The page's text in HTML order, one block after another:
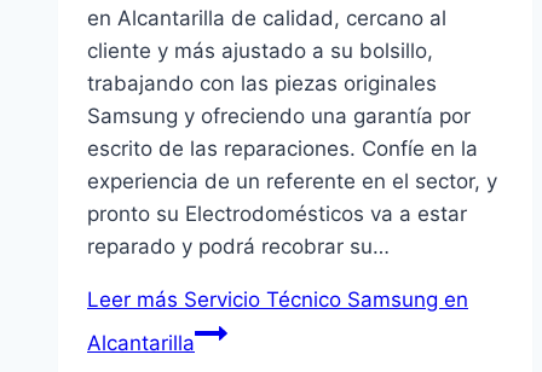
en Alcantarilla de calidad, cercano al
cliente y más ajustado a su bolsillo,
trabajando con las piezas originales
Samsung y ofreciendo una garantía por
escrito de las reparaciones. Confíe en la
experiencia de un referente en el sector, y
pronto su Electrodomésticos va a estar
reparado y podrá recobrar su…
Leer más Servicio Técnico Samsung en
Alcantarilla